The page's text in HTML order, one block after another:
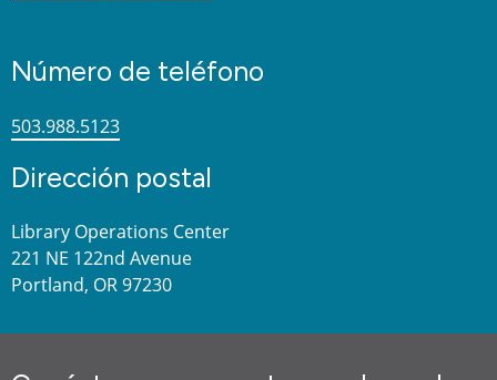
Número de teléfono
503.988.5123
Dirección postal
Library Operations Center
221 NE 122nd Avenue
Portland, OR 97230